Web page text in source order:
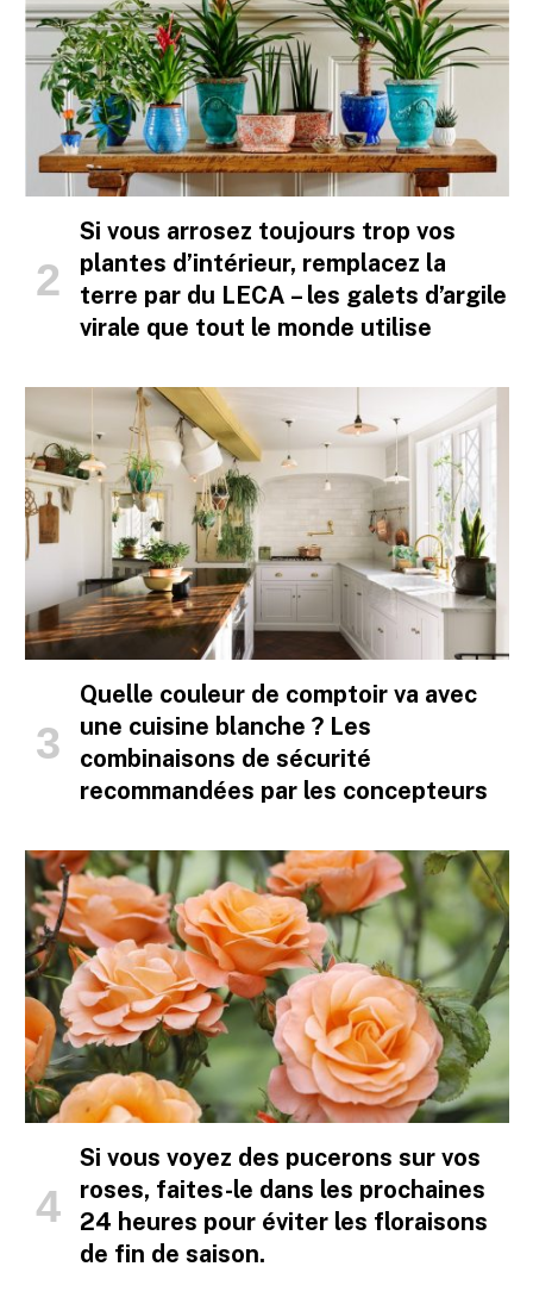
Si vous arrosez toujours trop vos
plantes d’intérieur, remplacez la
terre par du LECA – les galets d’argile
virale que tout le monde utilise
Quelle couleur de comptoir va avec
une cuisine blanche ? Les
combinaisons de sécurité
recommandées par les concepteurs
Si vous voyez des pucerons sur vos
roses, faites-le dans les prochaines
24 heures pour éviter les floraisons
de fin de saison.